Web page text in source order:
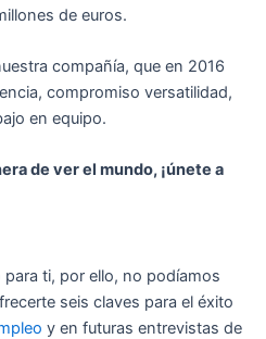
de euros.
compañía, que en 2016
compromiso versatilidad,
en equipo.
de ver el mundo, ¡únete a
ti, por ello, no podíamos
seis claves para el éxito
y en futuras entrevistas de